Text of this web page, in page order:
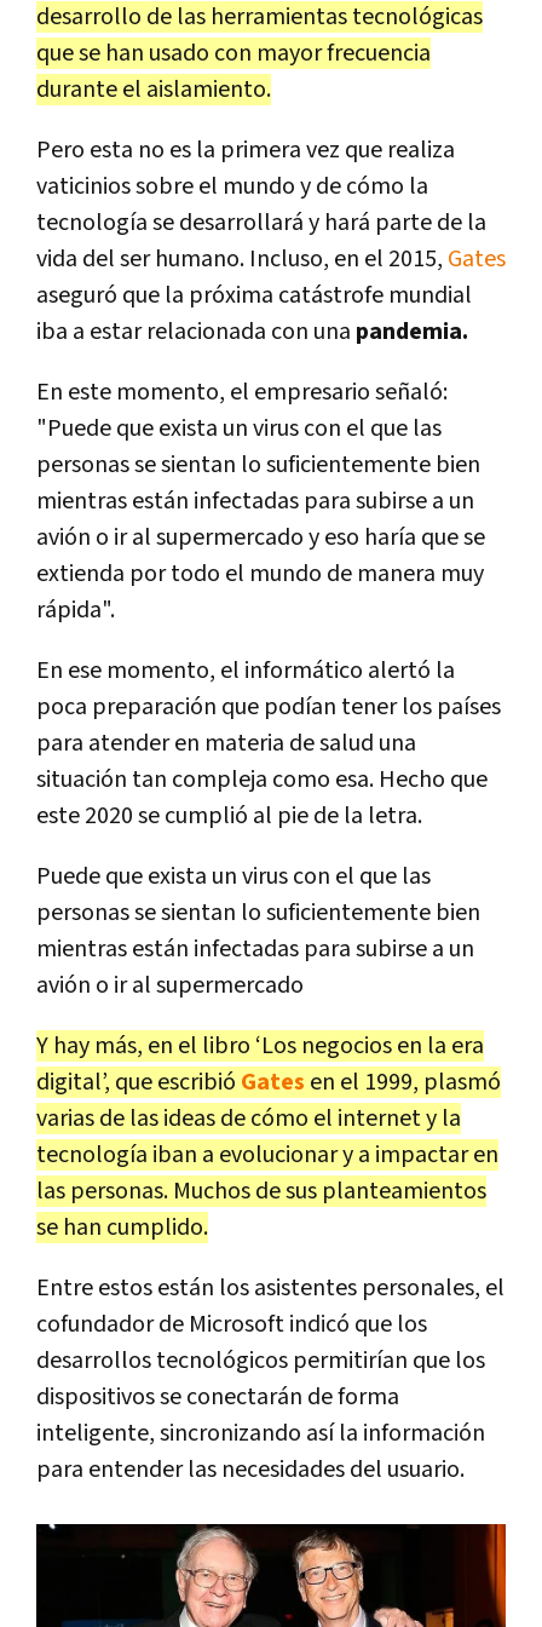
desarrollo de las herramientas tecnológicas
que se han usado con mayor frecuencia
durante el aislamiento.
Pero esta no es la primera vez que realiza
vaticinios sobre el mundo y de cómo la
tecnología se desarrollará y hará parte de la
vida del ser humano. Incluso, en el 2015, Gates
aseguró que la próxima catástrofe mundial
iba a estar relacionada con una pandemia.
En este momento, el empresario señaló:
"Puede que exista un virus con el que las
personas se sientan lo suficientemente bien
mientras están infectadas para subirse a un
avión o ir al supermercado y eso haría que se
extienda por todo el mundo de manera muy
rápida".
En ese momento, el informático alertó la
poca preparación que podían tener los países
para atender en materia de salud una
situación tan compleja como esa. Hecho que
este 2020 se cumplió al pie de la letra.
Puede que exista un virus con el que las
personas se sientan lo suficientemente bien
mientras están infectadas para subirse a un
avión o ir al supermercado
Y hay más, en el libro ‘Los negocios en la era
digital’, que escribió Gates en el 1999, plasmó
varias de las ideas de cómo el internet y la
tecnología iban a evolucionar y a impactar en
las personas. Muchos de sus planteamientos
se han cumplido.
Entre estos están los asistentes personales, el
cofundador de Microsoft indicó que los
desarrollos tecnológicos permitirían que los
dispositivos se conectarán de forma
inteligente, sincronizando así la información
para entender las necesidades del usuario.